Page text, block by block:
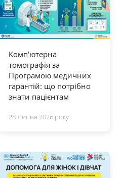
Комп’ютерна
томографія за
Програмою медичних
гарантій: що потрібно
знати пацієнтам
28 Липня 2026 року